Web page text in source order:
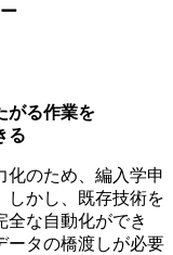
がる作業を
る
化のため、編入学申
しかし、既存技術を
全な自動化ができ
ータの橋渡しが必要